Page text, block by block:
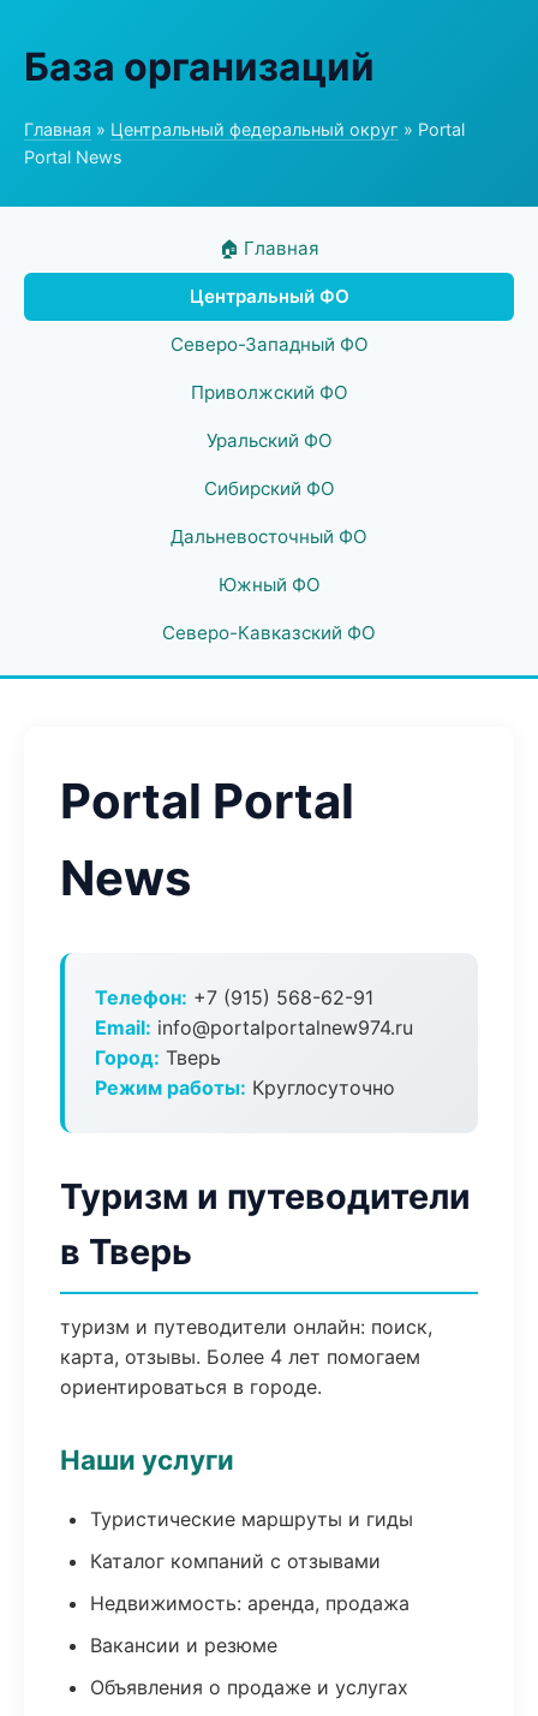
База организаций
Главная » Центральный федеральный округ » Portal
Portal News
🏠 Главная
Центральный ФО
Северо-Западный ФО
Приволжский ФО
Уральский ФО
Сибирский ФО
Дальневосточный ФО
Южный ФО
Северо-Кавказский ФО
Portal Portal
News
Телефон: +7 (915) 568-62-91
Email: info@portalportalnew974.ru
Город: Тверь
Режим работы: Круглосуточно
Туризм и путеводители
в Тверь
туризм и путеводители онлайн: поиск,
карта, отзывы. Более 4 лет помогаем
ориентироваться в городе.
Наши услуги
Туристические маршруты и гиды
Каталог компаний с отзывами
Недвижимость: аренда, продажа
Вакансии и резюме
Объявления о продаже и услугах